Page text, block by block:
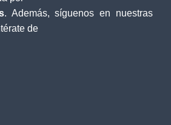
. Además, síguenos en nuestras
de